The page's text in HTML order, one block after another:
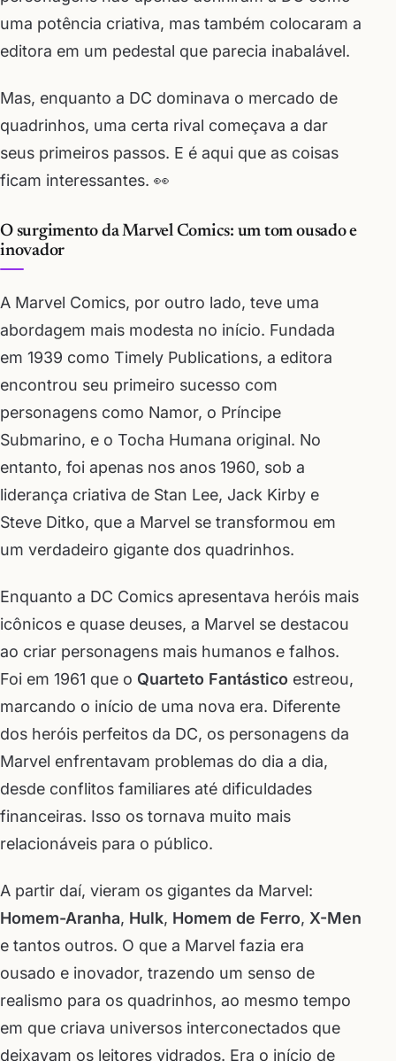
uma potência criativa, mas também colocaram a
editora em um pedestal que parecia inabalável.
Mas, enquanto a DC dominava o mercado de
quadrinhos, uma certa rival começava a dar
seus primeiros passos. E é aqui que as coisas
ficam interessantes. 👀
O surgimento da Marvel Comics: um tom ousado e
inovador
A Marvel Comics, por outro lado, teve uma
abordagem mais modesta no início. Fundada
em 1939 como Timely Publications, a editora
encontrou seu primeiro sucesso com
personagens como Namor, o Príncipe
Submarino, e o Tocha Humana original. No
entanto, foi apenas nos anos 1960, sob a
liderança criativa de Stan Lee, Jack Kirby e
Steve Ditko, que a Marvel se transformou em
um verdadeiro gigante dos quadrinhos.
Enquanto a DC Comics apresentava heróis mais
icônicos e quase deuses, a Marvel se destacou
ao criar personagens mais humanos e falhos.
Foi em 1961 que o Quarteto Fantástico estreou,
marcando o início de uma nova era. Diferente
dos heróis perfeitos da DC, os personagens da
Marvel enfrentavam problemas do dia a dia,
desde conflitos familiares até dificuldades
financeiras. Isso os tornava muito mais
relacionáveis para o público.
A partir daí, vieram os gigantes da Marvel:
Homem-Aranha, Hulk, Homem de Ferro, X-Men
e tantos outros. O que a Marvel fazia era
ousado e inovador, trazendo um senso de
realismo para os quadrinhos, ao mesmo tempo
em que criava universos interconectados que
deixavam os leitores vidrados. Era o início de